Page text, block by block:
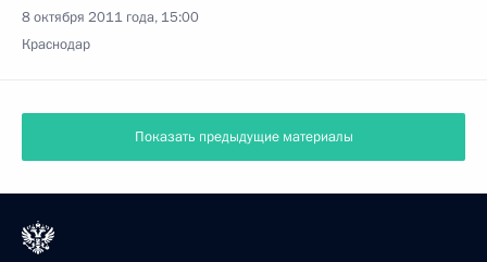
8 октября 2011 года, 15:00
Краснодар
Показать предыдущие материалы